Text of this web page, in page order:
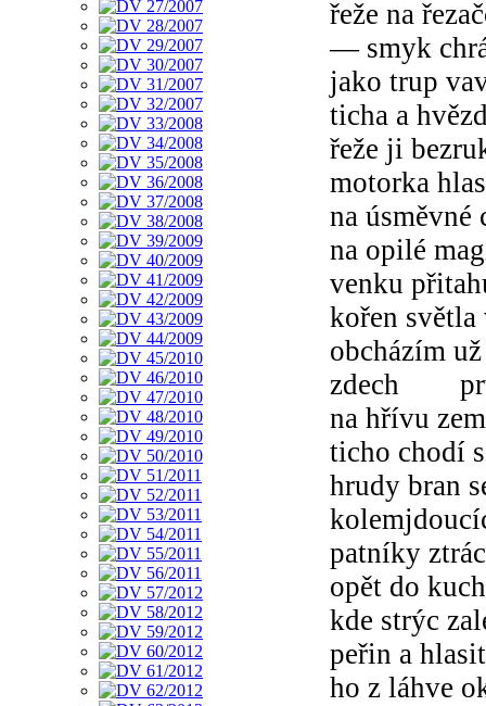
řeže na
— smyk
jako trup
ticha a
řeže ji
motorka
na
na opilé
venku
kořen
obcházím
zdech
na hřívu
ticho chodí
hrudy bran
patníky
opět do
kde strýc
peřin a
ho z láhve